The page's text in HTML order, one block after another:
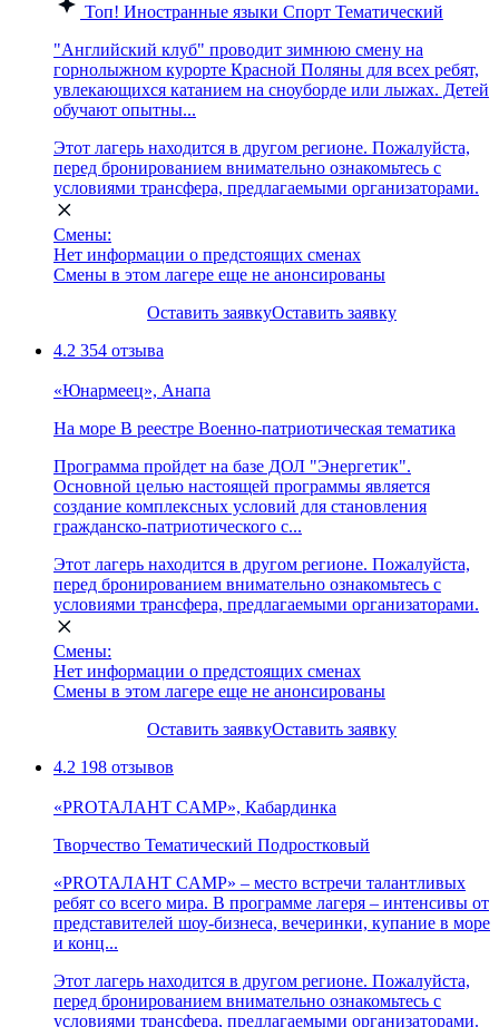
Топ! Иностранные языки Спорт Тематический
"Английский клуб" проводит зимнюю смену на
горнолыжном курорте Красной Поляны для всех ребят,
увлекающихся катанием на сноуборде или лыжах. Детей
обучают опытны...
Этот лагерь находится в другом регионе. Пожалуйста,
перед бронированием внимательно ознакомьтесь с
условиями трансфера, предлагаемыми организаторами.
Смены:
Нет информации о предстоящих сменах
Смены в этом лагере еще не анонсированы
Оставить заявкуОставить заявку
4.2 354 отзыва
«Юнармеец», Анапа
На море В реестре Военно-патриотическая тематика
Программа пройдет на базе ДОЛ "Энергетик".
Основной целью настоящей программы является
создание комплексных условий для становления
гражданско-патриотического с...
Этот лагерь находится в другом регионе. Пожалуйста,
перед бронированием внимательно ознакомьтесь с
условиями трансфера, предлагаемыми организаторами.
Смены:
Нет информации о предстоящих сменах
Смены в этом лагере еще не анонсированы
Оставить заявкуОставить заявку
4.2 198 отзывов
«PROТАЛАНТ CAMP», Кабардинка
Творчество Тематический Подростковый
«PROТАЛАНТ CAMP» – место встречи талантливых
ребят со всего мира. В программе лагеря – интенсивы от
представителей шоу-бизнеса, вечеринки, купание в море
и конц...
Этот лагерь находится в другом регионе. Пожалуйста,
перед бронированием внимательно ознакомьтесь с
условиями трансфера, предлагаемыми организаторами.